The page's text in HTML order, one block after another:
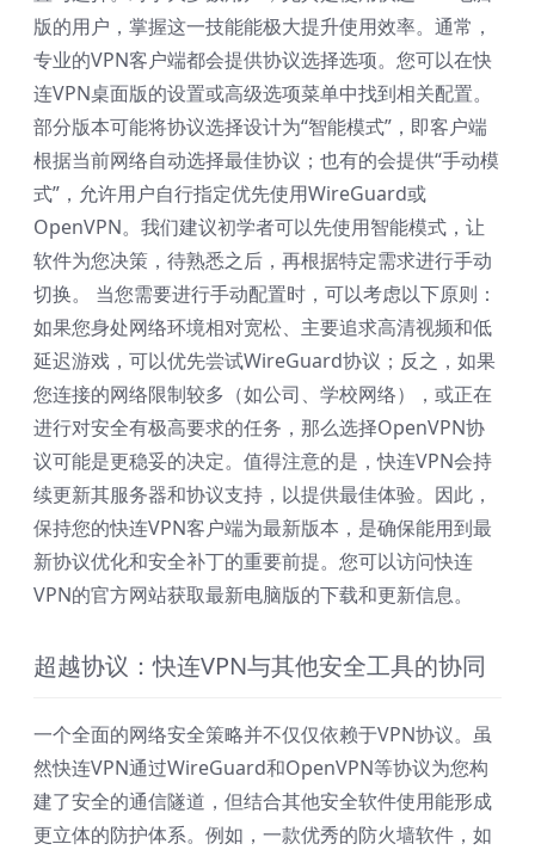
版的用户，掌握这一技能能极大提升使用效率。通常，
专业的VPN客户端都会提供协议选择选项。您可以在快
连VPN桌面版的设置或高级选项菜单中找到相关配置。
部分版本可能将协议选择设计为“智能模式”，即客户端
根据当前网络自动选择最佳协议；也有的会提供“手动模
式”，允许用户自行指定优先使用WireGuard或
OpenVPN。我们建议初学者可以先使用智能模式，让
软件为您决策，待熟悉之后，再根据特定需求进行手动
切换。 当您需要进行手动配置时，可以考虑以下原则：
如果您身处网络环境相对宽松、主要追求高清视频和低
延迟游戏，可以优先尝试WireGuard协议；反之，如果
您连接的网络限制较多（如公司、学校网络），或正在
进行对安全有极高要求的任务，那么选择OpenVPN协
议可能是更稳妥的决定。值得注意的是，快连VPN会持
续更新其服务器和协议支持，以提供最佳体验。因此，
保持您的快连VPN客户端为最新版本，是确保能用到最
新协议优化和安全补丁的重要前提。您可以访问快连
VPN的官方网站获取最新电脑版的下载和更新信息。
超越协议：快连VPN与其他安全工具的协同
一个全面的网络安全策略并不仅仅依赖于VPN协议。虽
然快连VPN通过WireGuard和OpenVPN等协议为您构
建了安全的通信隧道，但结合其他安全软件使用能形成
更立体的防护体系。例如，一款优秀的防火墙软件，如